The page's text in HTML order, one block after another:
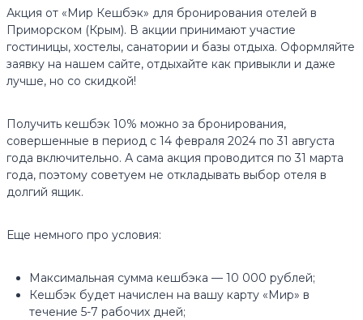
Акция от «Мир Кешбэк» для бронирования отелей в
Приморском (Крым). В акции принимают участие
гостиницы, хостелы, санатории и базы отдыха. Оформляйте
заявку на нашем сайте, отдыхайте как привыкли и даже
лучше, но со скидкой!
Получить кешбэк 10% можно за бронирования,
совершенные в период с 14 февраля 2024 по 31 августа
года включительно. А сама акция проводится по 31 марта
года, поэтому советуем не откладывать выбор отеля в
долгий ящик.
Еще немного про условия:
Максимальная сумма кешбэка — 10 000 рублей;
Кешбэк будет начислен на вашу карту «Мир» в
течение 5-7 рабочих дней;